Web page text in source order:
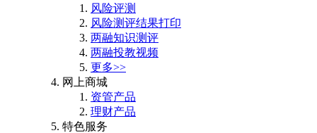
风险评测
风险测评结果打印
两融知识测评
两融投教视频
更多>>
网上商城
资管产品
理财产品
特色服务